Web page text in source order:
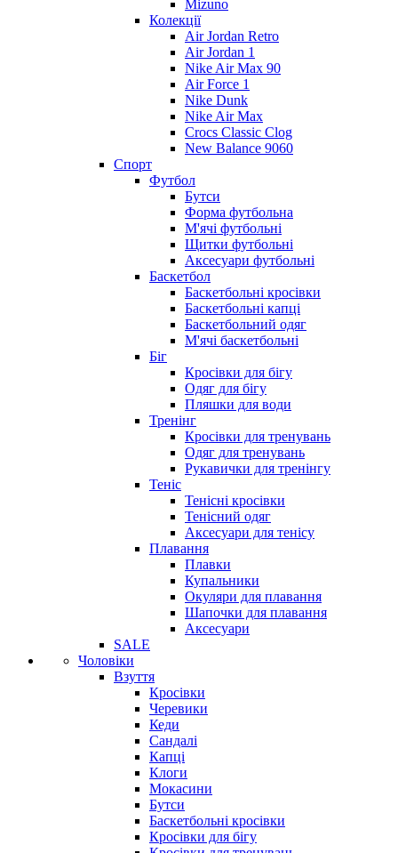
Mizuno
Колекції
Air Jordan Retro
Air Jordan 1
Nike Air Max 90
Air Force 1
Nike Dunk
Nike Air Max
Crocs Classic Clog
New Balance 9060
Спорт
Футбол
Бутси
Форма футбольна
М'ячі футбольні
Щитки футбольні
Аксесуари футбольні
Баскетбол
Баскетбольні кросівки
Баскетбольні капці
Баскетбольний одяг
М'ячі баскетбольні
Біг
Кросівки для бігу
Одяг для бігу
Пляшки для води
Тренінг
Кросівки для тренувань
Одяг для тренувань
Рукавички для тренінгу
Теніс
Тенісні кросівки
Тенісний одяг
Аксесуари для тенісу
Плавання
Плавки
Купальники
Окуляри для плавання
Шапочки для плавання
Аксесуари
SALE
Чоловіки
Взуття
Кросівки
Черевики
Кеди
Сандалі
Капці
Клоги
Мокасини
Бутси
Баскетбольні кросівки
Кросівки для бігу